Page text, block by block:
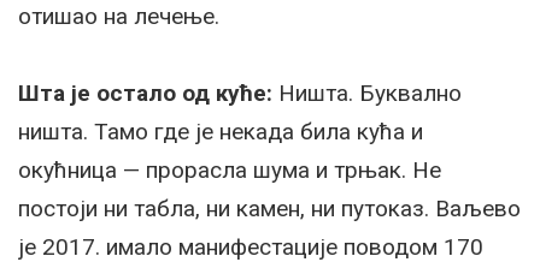
отишао на лечење.
Шта је остало од куће: Ништа. Буквално
ништа. Тамо где је некада била кућа и
окућница — прорасла шума и трњак. Не
постоји ни табла, ни камен, ни путоказ. Ваљево
је 2017. имало манифестације поводом 170